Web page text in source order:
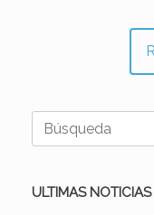
Buscar:
ULTIMAS NOTICIAS